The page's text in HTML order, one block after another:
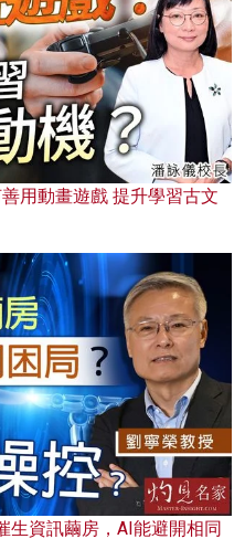
用動畫遊戲 提升學習古文
生資訊繭房，AI能避開相同